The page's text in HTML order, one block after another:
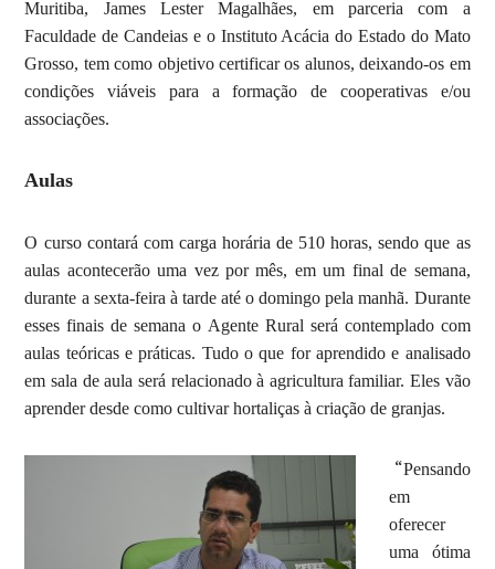
Muritiba, James Lester Magalhães, em parceria com a
Faculdade de Candeias e o Instituto Acácia do Estado do Mato
Grosso, tem como objetivo certificar os alunos, deixando-os em
condições viáveis para a formação de cooperativas e/ou
associações.
Aulas
O curso contará com carga horária de 510 horas, sendo que as
aulas acontecerão uma vez por mês, em um final de semana,
durante a sexta-feira à tarde até o domingo pela manhã. Durante
esses finais de semana o Agente Rural será contemplado com
aulas teóricas e práticas. Tudo o que for aprendido e analisado
em sala de aula será relacionado à agricultura familiar. Eles vão
aprender desde como cultivar hortaliças à criação de granjas.
“Pensando
em
oferecer
uma ótima